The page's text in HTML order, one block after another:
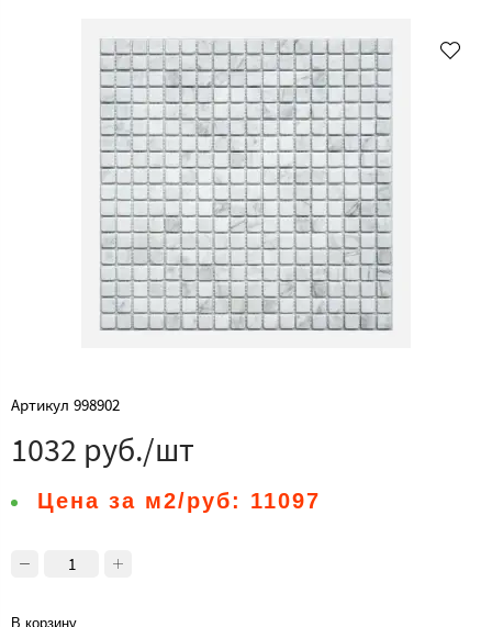
Артикул 998902
1032 руб./шт
Цена за м2/руб: 11097
В корзину